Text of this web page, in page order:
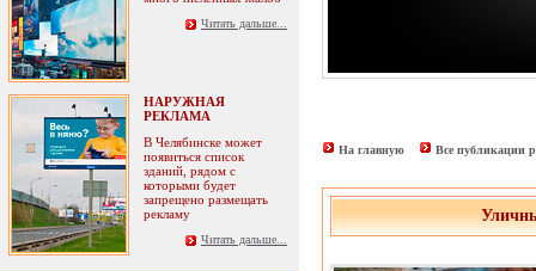
Читать дальше...
НАРУЖНАЯ
РЕКЛАМА
В Челябинске может
появиться список
зданий, рядом с
которыми будет
запрещено размещать
рекламу
Читать дальше...
На главную Все публикации